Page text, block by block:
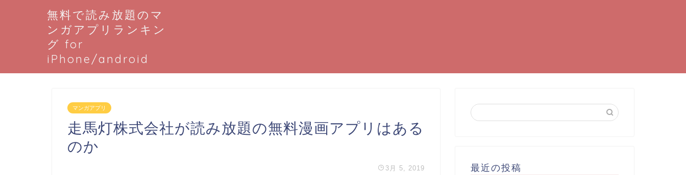
無料で読み放題のマ
ンガアプリランキン
グ for
iPhone/android
マンガアプリ
走馬灯株式会社が読み放題の無料漫画アプリはある
のか
3月 5, 2019 最近の投稿